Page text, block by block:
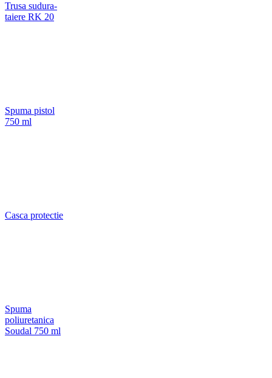
Trusa sudura-
taiere RK 20
Spuma pistol
750 ml
Casca protectie
Spuma
poliuretanica
Soudal 750 ml